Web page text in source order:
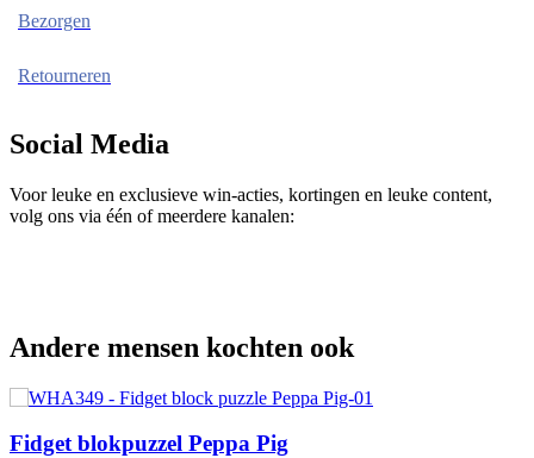
Bezorgen
Retourneren
Social Media
Voor leuke en exclusieve win-acties, kortingen en leuke content,
volg ons via één of meerdere kanalen:
Andere mensen kochten ook
Fidget blokpuzzel Peppa Pig